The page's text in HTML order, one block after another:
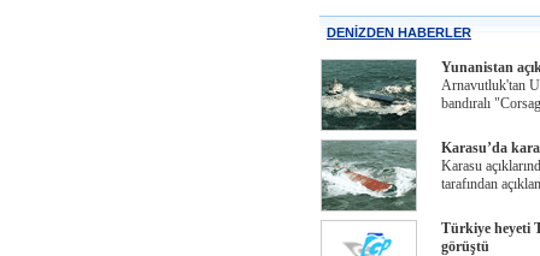
DENİZDEN HABERLER
Yunanistan
Arnavutluk'tan
bandıralı
Karasu’da
Karasu
tarafından
Türkiye heyeti
görüştü